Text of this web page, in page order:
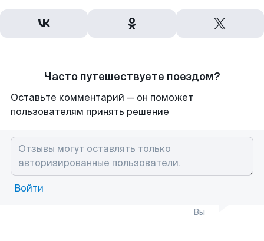
Часто путешествуете поездом?
Оставьте комментарий — он поможет
пользователям принять решение
Войти
Вы